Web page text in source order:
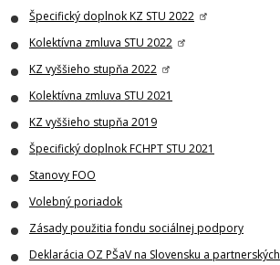
Špecifický doplnok KZ STU 2022
Kolektívna zmluva STU 2022
KZ vyššieho stupňa 2022
Kolektívna zmluva STU 2021
KZ vyššieho stupňa 2019
Špecifický doplnok FCHPT STU 2021
Stanovy FOO
Volebný poriadok
Zásady použitia fondu sociálnej podpory
Deklarácia OZ PŠaV na Slovensku a partnerských